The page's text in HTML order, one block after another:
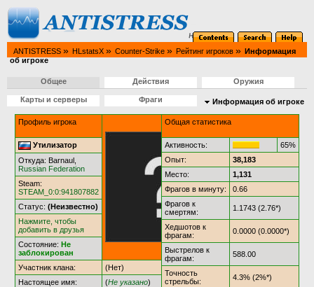
ANTISTRESS » HLstatsX » Counter-Strike » Рейтинг игроков » Информация
об игроке
Общее Действия Оружия
Карты и серверы Фраги Информация об игроке
Профиль игрока
Утилизатор
Откуда: Barnaul,
Russian Federation
Steam:
STEAM_0:0:941807882
Статус: (Неизвестно)
Нажмите, чтобы
добавить в друзья
Состояние: Не
заблокирован
Участник клана:
(Нет)
Настоящее имя:
(Не указано)
Общая статистика
Активность:
65%
Опыт:
38,183
Место:
1,131
Фрагов в минуту:
0.66
Фрагов к
смертям:
1.1743 (2.76*)
Хедшотов к
фрагам:
0.0000 (0.0000*)
Выстрелов к
фрагам:
588.00
Точность
стрельбы:
4.3% (2%*)